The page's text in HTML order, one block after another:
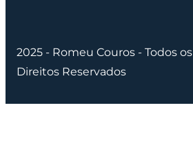
2025 - Romeu Couros - Todos os
Direitos Reservados